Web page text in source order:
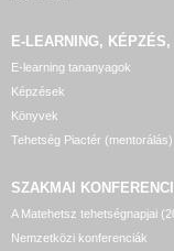
E-LEARNING,
E-learning tananyagok
Képzések
Könyvek
Tehetség Piactér (mentorálás)
SZAKMAI
A Matehetsz tehetségnapjai
Nemzetközi konferenciák